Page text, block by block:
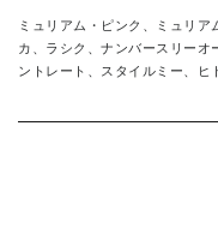
ミュリアム・ピンク、ミュリ
カ、ラシク、ナンバースリー
ントレート、スタイルミー、